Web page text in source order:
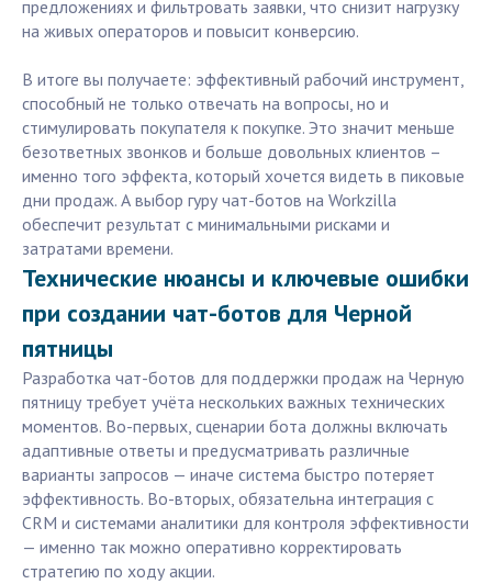
предложениях и фильтровать заявки, что снизит нагрузку
на живых операторов и повысит конверсию.
В итоге вы получаете: эффективный рабочий инструмент,
способный не только отвечать на вопросы, но и
стимулировать покупателя к покупке. Это значит меньше
безответных звонков и больше довольных клиентов –
именно того эффекта, который хочется видеть в пиковые
дни продаж. А выбор гуру чат-ботов на Workzilla
обеспечит результат с минимальными рисками и
затратами времени.
Технические нюансы и ключевые ошибки
при создании чат-ботов для Черной
пятницы
Разработка чат-ботов для поддержки продаж на Черную
пятницу требует учёта нескольких важных технических
моментов. Во-первых, сценарии бота должны включать
адаптивные ответы и предусматривать различные
варианты запросов — иначе система быстро потеряет
эффективность. Во-вторых, обязательна интеграция с
CRM и системами аналитики для контроля эффективности
— именно так можно оперативно корректировать
стратегию по ходу акции.